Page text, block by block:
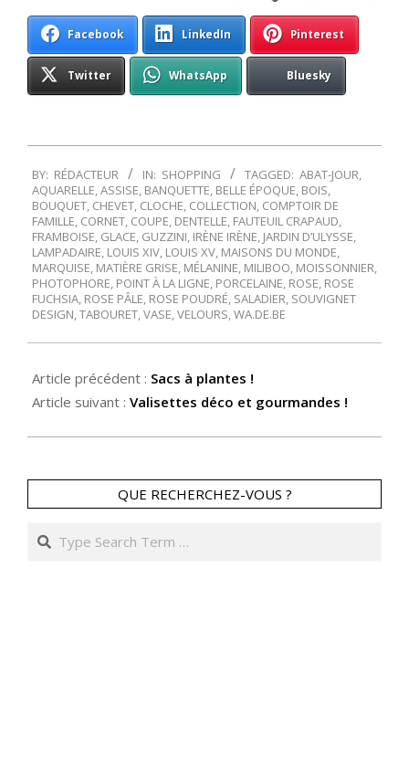
Facebook LinkedIn Pinterest
Twitter WhatsApp Bluesky
03-
01
BY: RÉDACTEUR IN: SHOPPING TAGGED: ABAT-JOUR,
AQUARELLE,ASSISE, BANQUETTE, BELLE ÉPOQUE, BOIS,
BOUQUET, CHEVET, CLOCHE, COLLECTION, COMPTOIR DE
FAMILLE, CORNET, COUPE, DENTELLE, FAUTEUIL CRAPAUD,
FRAMBOISE, GLACE, GUZZINI, IRÈNE IRÈNE, JARDIN D’ULYSSE,
LAMPADAIRE, LOUIS XIV, LOUIS XV, MAISONS DU MONDE,
MARQUISE, MATIÈRE GRISE, MÉLANINE, MILIBOO, MOISSONNIER,
PHOTOPHORE, POINT À LA LIGNE, PORCELAINE, ROSE, ROSE
FUCHSIA, ROSE PÂLE, ROSE POUDRÉ, SALADIER, SOUVIGNET
DESIGN,TABOURET,VASE,VELOURS,WA.DE.BE
Article précédent : Sacs à plantes !
Article suivant : Valisettes déco et gourmandes !
QUE RECHERCHEZ-VOUS ?
Search